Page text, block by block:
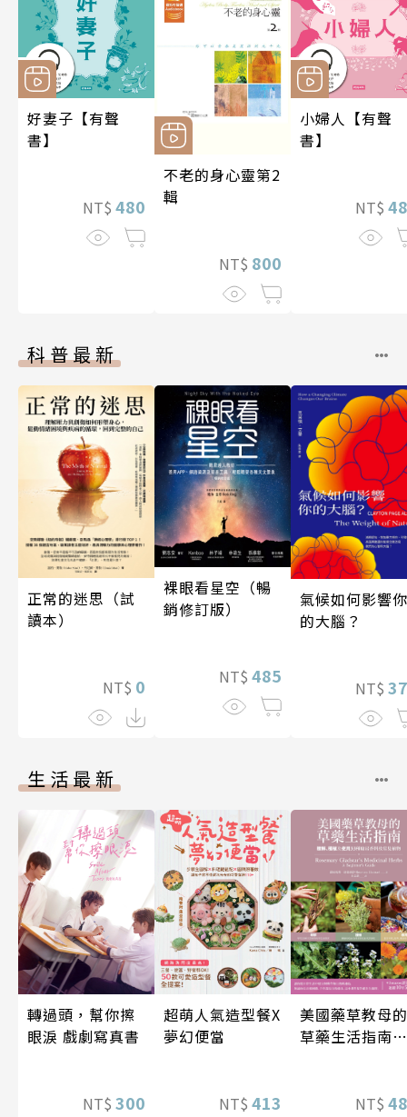
好妻子【有聲
書】
NT$ 480
不老的身心靈第2
輯
NT$ 800
小婦人【有聲
書】
NT$
科普最新
正常的迷思（試
讀本）
NT$ 0
裸眼看星空（暢
銷修訂版）
NT$ 485
氣候如何影響你
的大腦？
NT$
生活最新
轉過頭，幫你擦
眼淚 戲劇寫真書
NT$ 300
超萌人氣造型餐X
夢幻便當
NT$ 413
美國藥草教母的
草藥生活指南
NT$